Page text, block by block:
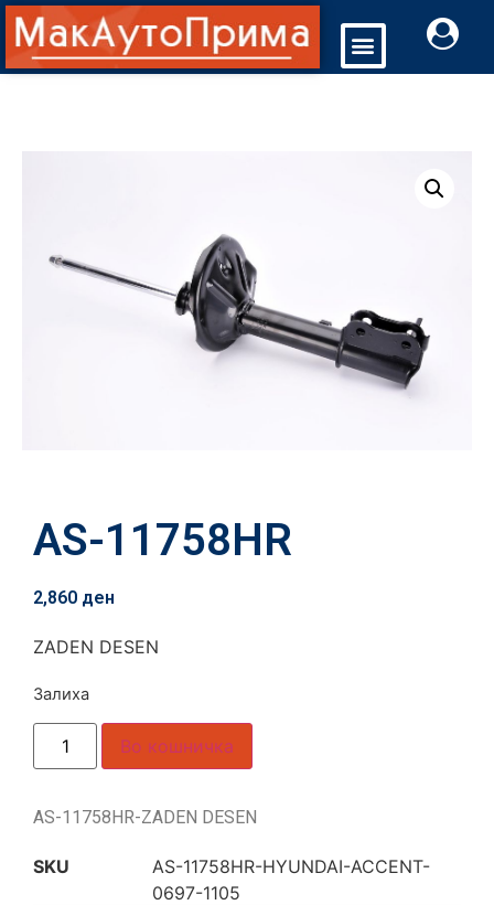
AS-11758HR
2,860 ден
ZADEN DESEN
Залиха
Во кошничка
AS-11758HR-ZADEN DESEN
SKU
AS-11758HR-HYUNDAI-ACCENT-
0697-1105